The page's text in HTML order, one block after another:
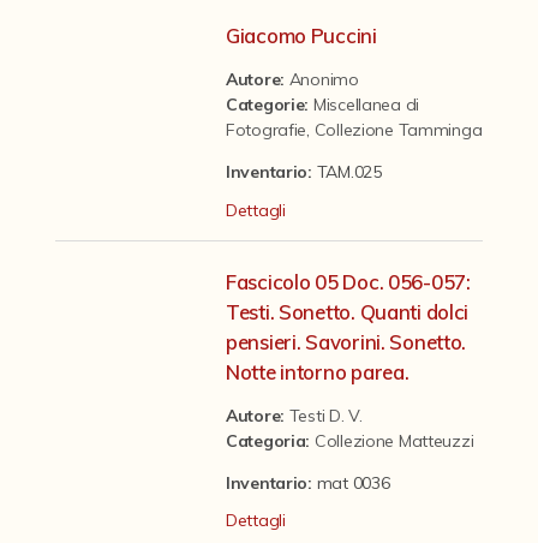
Giacomo Puccini
Autore: Anonimo
Categorie: Miscellanea di
Fotografie, Collezione Tamminga
Inventario: TAM.025
Dettagli
Fascicolo 05 Doc. 056-057:
Testi. Sonetto. Quanti dolci
pensieri. Savorini. Sonetto.
Notte intorno parea.
Autore: Testi D. V.
Categoria: Collezione Matteuzzi
Inventario: mat 0036
Dettagli